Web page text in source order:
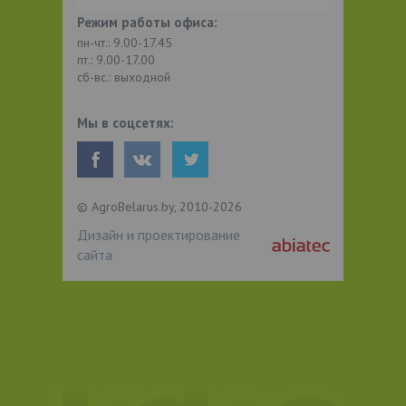
Режим работы офиса:
пн-чт.: 9.00-17.45
пт.: 9.00-17.00
сб-вс.: выходной
Мы в соцсетях:
© AgroBelarus.by, 2010-2026
Дизайн и проектирование
сайта